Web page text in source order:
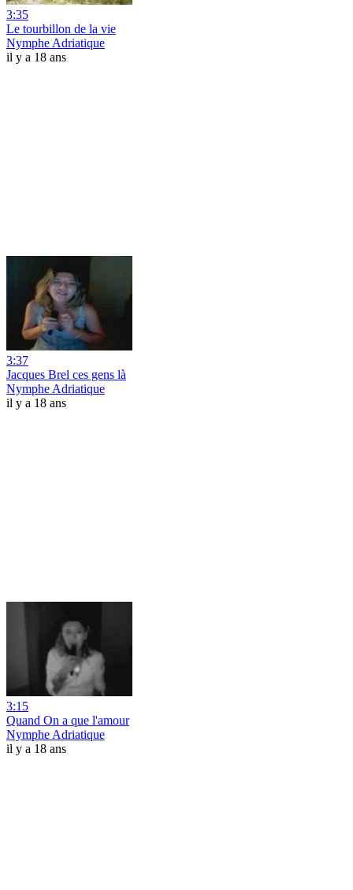
3:35
Le tourbillon de la vie
Nymphe Adriatique
il y a 18 ans
3:37
Jacques Brel ces gens là
Nymphe Adriatique
il y a 18 ans
3:15
Quand On a que l'amour
Nymphe Adriatique
il y a 18 ans